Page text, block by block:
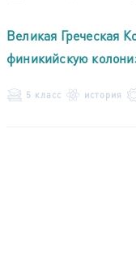
Великая Греческая
финикийскую
5 класс история